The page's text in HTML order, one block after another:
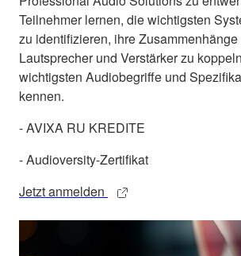
Teilnehmer lernen, die wichtigsten
zu identifizieren, ihre
Lautsprecher und Verstärker zu
wichtigsten Audiobegriffe und
kennen.
- AVIXA RU KREDITE
- Audioversity-Zertifikat
Jetzt anmelden